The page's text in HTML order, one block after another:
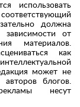
использовать
должна
от
материалов.
как
может не
блогов.
несут